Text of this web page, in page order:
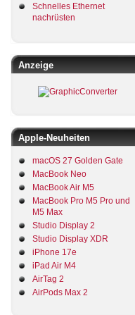
Schnelles Ethernet
nachrüsten
Anzeige
Apple-Neuheiten
macOS 27 Golden Gate
MacBook Neo
MacBook Air M5
MacBook Pro M5 Pro und
M5 Max
Studio Display 2
Studio Display XDR
iPhone 17e
iPad Air M4
AirTag 2
AirPods Max 2